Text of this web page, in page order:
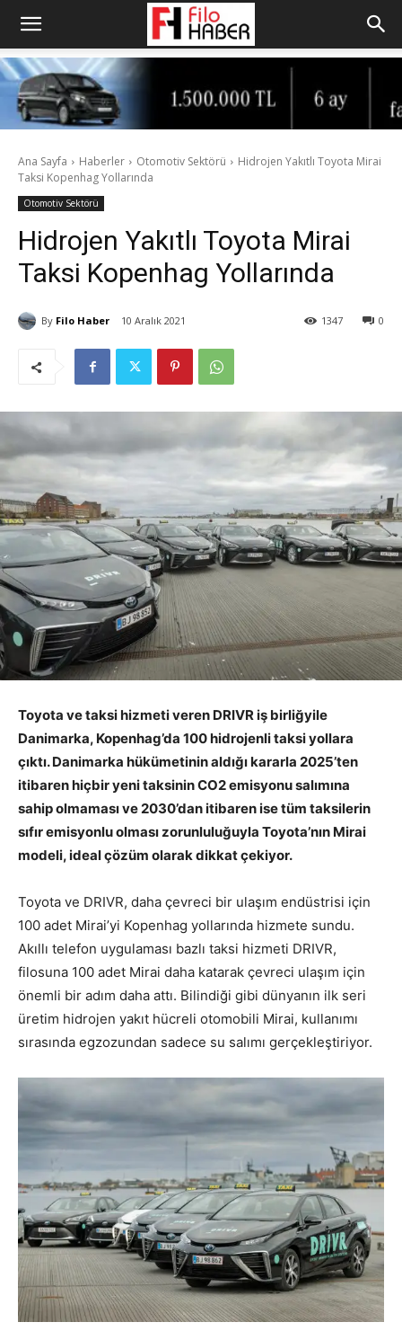
Ana Sayfa Haberler Otomotiv Sektörü
Hidrojen Yakıtlı Toyota Mirai
Taksi Kopenhag Yollarında
Otomotiv Sektörü
Hidrojen Yakıtlı Toyota Mirai
Taksi Kopenhag Yollarında
By Filo Haber 10 Aralık 2021 0
1347
Toyota ve taksi hizmeti veren DRIVR iş birliğyile
Danimarka, Kopenhag’da 100 hidrojenli taksi yollara
çıktı. Danimarka hükümetinin aldığı kararla 2025’ten
itibaren hiçbir yeni taksinin CO2 emisyonu salımına
sahip olmaması ve 2030’dan itibaren ise tüm taksilerin
sıfır emisyonlu olması zorunluluğuyla Toyota’nın Mirai
modeli, ideal çözüm olarak dikkat çekiyor.
Toyota ve DRIVR, daha çevreci bir ulaşım endüstrisi için
100 adet Mirai’yi Kopenhag yollarında hizmete sundu.
Akıllı telefon uygulaması bazlı taksi hizmeti DRIVR,
filosuna 100 adet Mirai daha katarak çevreci ulaşım için
önemli bir adım daha attı. Bilindiği gibi dünyanın ilk seri
üretim hidrojen yakıt hücreli otomobili Mirai, kullanımı
sırasında egzozundan sadece su salımı gerçekleştiriyor.